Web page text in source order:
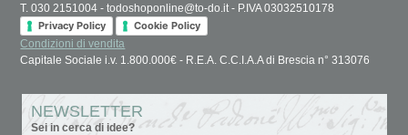
T. 030 2151004 - todoshoponline@to-do.it - P.IVA 03032510178
Privacy Policy
Cookie Policy
Condizioni di vendita
Capitale Sociale i.v. 1.800.000€ - R.E.A. C.C.I.A.A di Brescia n° 313076
NEWSLETTER
Sei in cerca di idee?